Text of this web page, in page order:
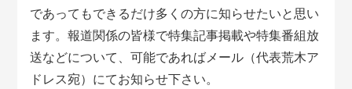
であってもできるだけ多くの方に知らせたいと思い
ます。報道関係の皆様で特集記事掲載や特集番組放
送などについて、可能であればメール（代表荒木ア
ドレス宛）にてお知らせ下さい。